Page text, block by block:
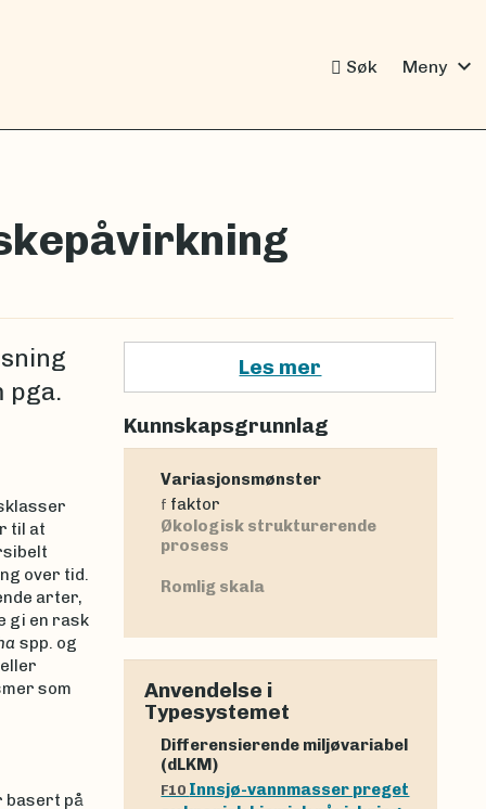
Søk Meny expand_more
pga.
til at
over tid.
arter,
gi en rask
spp. og
som
basert på
Les mer
Kunnskapsgrunnlag
Variasjonsmønster
f faktor
Økologisk strukturerende
prosess
Romlig skala
Anvendelse i
Typesystemet
Differensierende miljøvariabel
(dLKM)
F10 Innsjø-vannmasser preget